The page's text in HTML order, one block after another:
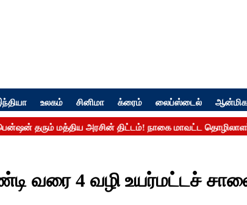
உலகம் சினிமா க்ரைம் லைப்ஸ்டைல்
வரை 4 வழி உயர்மட்டச்